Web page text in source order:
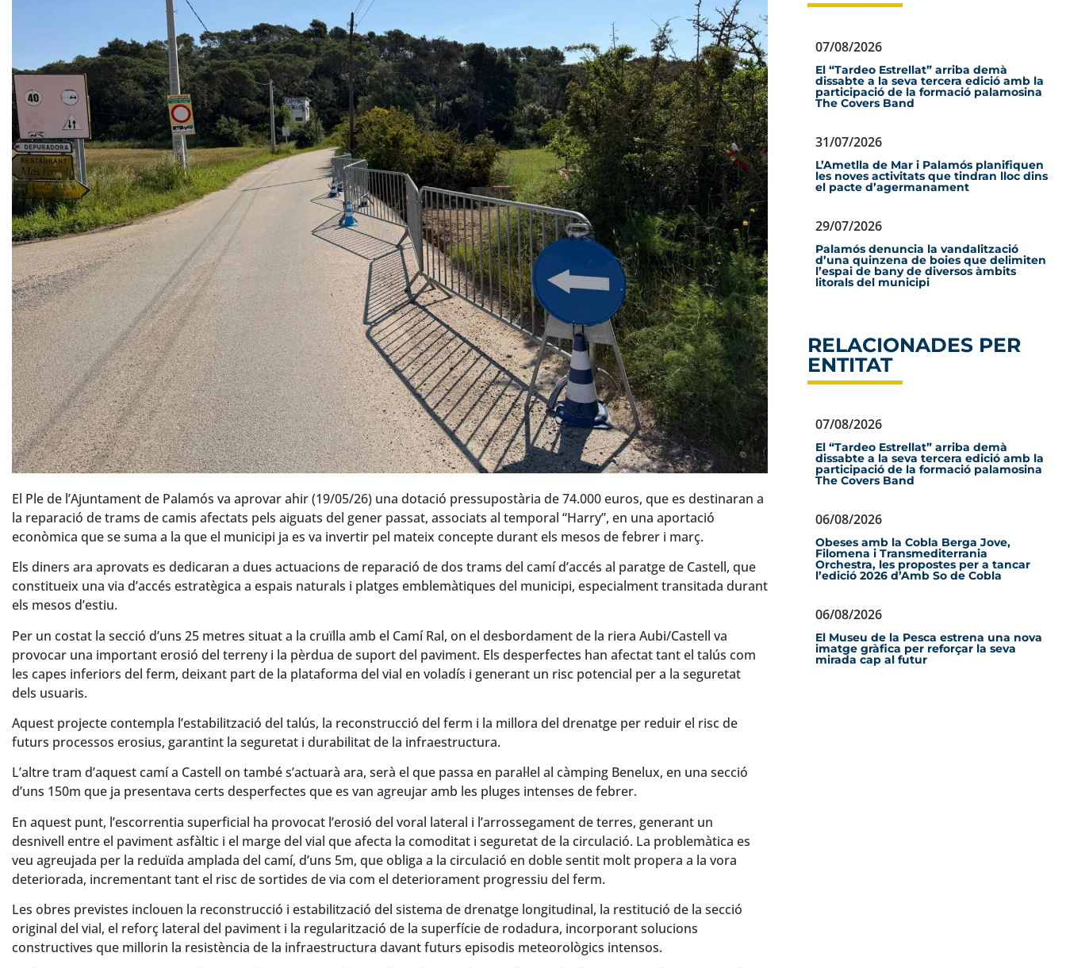
El Ple de l’Ajuntament de Palamós va aprovar ahir (19/05/26) una dotació pressupostària de 74.000 euros, que es destinaran a
la reparació de trams de camis afectats pels aiguats del gener passat, associats al temporal “Harry”, en una aportació
econòmica que se suma a la que el municipi ja es va invertir pel mateix concepte durant els mesos de febrer i març.
Els diners ara aprovats es dedicaran a dues actuacions de reparació de dos trams del camí d’accés al paratge de Castell, que
constitueix una via d’accés estratègica a espais naturals i platges emblemàtiques del municipi, especialment transitada durant
els mesos d’estiu.
Per un costat la secció d’uns 25 metres situat a la cruïlla amb el Camí Ral, on el desbordament de la riera Aubi/Castell va
provocar una important erosió del terreny i la pèrdua de suport del paviment. Els desperfectes han afectat tant el talús com
les capes inferiors del ferm, deixant part de la plataforma del vial en voladís i generant un risc potencial per a la seguretat
dels usuaris.
Aquest projecte contempla l’estabilització del talús, la reconstrucció del ferm i la millora del drenatge per reduir el risc de
futurs processos erosius, garantint la seguretat i durabilitat de la infraestructura.
L’altre tram d’aquest camí a Castell on també s’actuarà ara, serà el que passa en paral·lel al càmping Benelux, en una secció
d’uns 150m que ja presentava certs desperfectes que es van agreujar amb les pluges intenses de febrer.
En aquest punt, l’escorrentia superficial ha provocat l’erosió del voral lateral i l’arrossegament de terres, generant un
desnivell entre el paviment asfàltic i el marge del vial que afecta la comoditat i seguretat de la circulació. La problemàtica es
veu agreujada per la reduïda amplada del camí, d’uns 5m, que obliga a la circulació en doble sentit molt propera a la vora
deteriorada, incrementant tant el risc de sortides de via com el deteriorament progressiu del ferm.
Les obres previstes inclouen la reconstrucció i estabilització del sistema de drenatge longitudinal, la restitució de la secció
original del vial, el reforç lateral del paviment i la regularització de la superfície de rodadura, incorporant solucions
constructives que millorin la resistència de la infraestructura davant futurs episodis meteorològics intensos.
07/08/2026
El “Tardeo Estrellat” arriba demà
dissabte a la seva tercera edició amb la
participació de la formació palamosina
The Covers Band
31/07/2026
L’Ametlla de Mar i Palamós planifiquen
les noves activitats que tindran lloc dins
el pacte d’agermanament
29/07/2026
Palamós denuncia la vandalització
d’una quinzena de boies que delimiten
l’espai de bany de diversos àmbits
litorals del municipi
RELACIONADES PER
ENTITAT
07/08/2026
El “Tardeo Estrellat” arriba demà
dissabte a la seva tercera edició amb la
participació de la formació palamosina
The Covers Band
06/08/2026
Obeses amb la Cobla Berga Jove,
Filomena i Transmediterrania
Orchestra, les propostes per a tancar
l’edició 2026 d’Amb So de Cobla
06/08/2026
El Museu de la Pesca estrena una nova
imatge gràfica per reforçar la seva
mirada cap al futur